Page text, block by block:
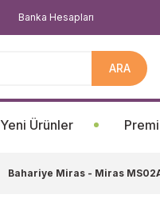
Banka Hesapları
ARA
Yeni Ürünler
Bahariye Miras - Miras